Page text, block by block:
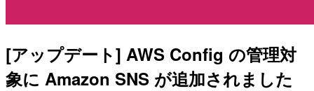
[アップデート] AWS Config の管理対
象に Amazon SNS が追加されました